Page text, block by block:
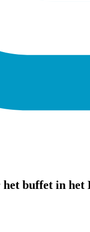
buffet in het